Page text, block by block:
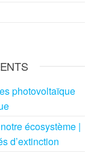
photovoltaïque
écosystème |
d’extinction